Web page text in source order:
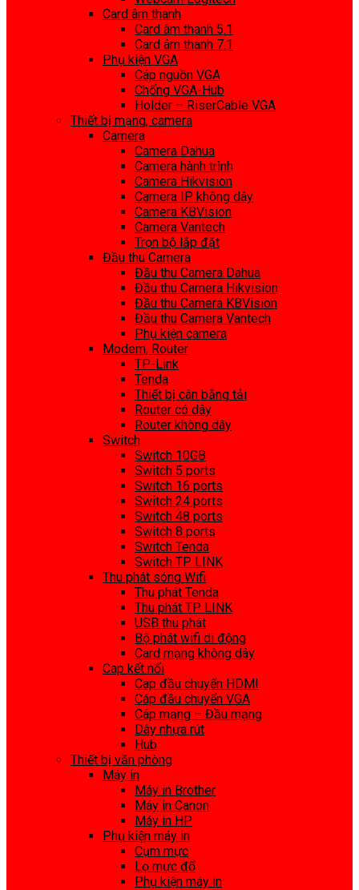
Card âm thanh
Card âm thanh 5.1
Card âm thanh 7.1
Phụ kiện VGA
Cáp nguồn VGA
Chống VGA-Hub
Holder – RiserCable VGA
Thiết bị mạng, camera
Camera
Camera Dahua
Camera hành trình
Camera Hikvision
Camera IP không dây
Camera KBVision
Camera Vantech
Trọn bộ lắp đặt
Đầu thu Camera
Đầu thu Camera Dahua
Đầu thu Camera Hikvision
Đầu thu Camera KBVision
Đầu thu Camera Vantech
Phụ kiện camera
Modem, Router
TP-Link
Tenda
Thiết bị cân bằng tải
Router có dây
Router không dây
Switch
Switch 10GB
Switch 5 ports
Switch 16 ports
Switch 24 ports
Switch 48 ports
Switch 8 ports
Switch Tenda
Switch TP LINK
Thu phát sóng Wifi
Thu phát Tenda
Thu phát TP LINK
USB thu phát
Bộ phát wifi di động
Card mạng không dây
Cap kết nối
Cap đầu chuyển HDMI
Cáp đầu chuyển VGA
Cáp mạng – Đầu mạng
Dây nhựa rút
Hub
Thiết bị văn phòng
Máy in
Máy in Brother
Máy in Canon
Máy in HP
Phụ kiện máy in
Cụm mực
Lọ mực đổ
Phụ kiện máy in